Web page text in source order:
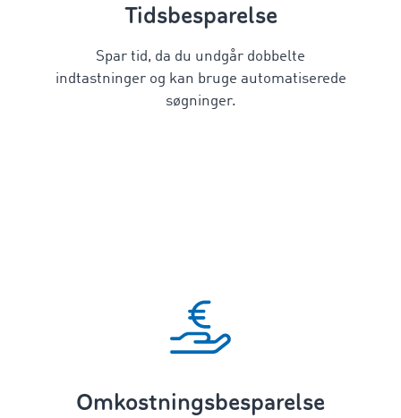
Tidsbesparelse
Spar tid, da du undgår dobbelte
indtastninger og kan bruge automatiserede
søgninger.
Omkostningsbesparelse